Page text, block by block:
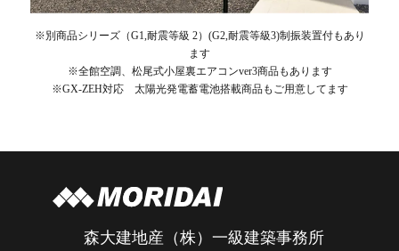
※別商品シリーズ（G1,耐震等級 2）(G2,耐震等級3)制振装置付もあり
ます
※全館空調、松尾式小屋裏エアコンver3商品もあります
※GX-ZEH対応 太陽光発電蓄電池搭載商品もご用意してます
森大建地産（株）一級建築事務所